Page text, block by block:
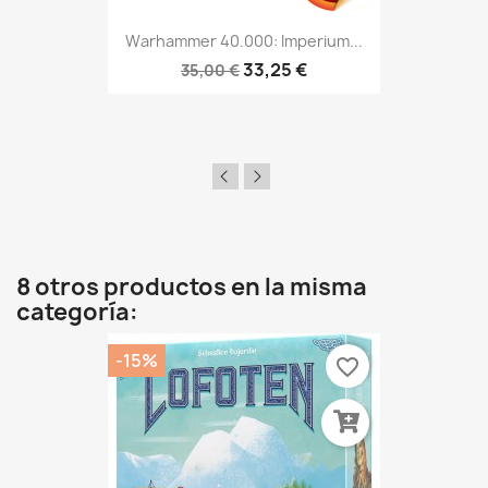
Warhammer 40.000: Imperium...
35,00 €33,25 €
8 otros productos en la misma
categoría:
-15% favorite_border